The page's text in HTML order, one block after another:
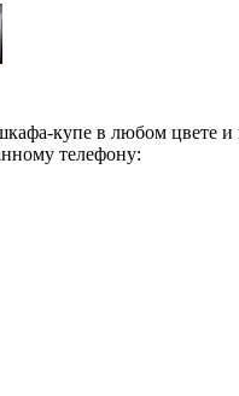
купе в любом цвете
телефону: